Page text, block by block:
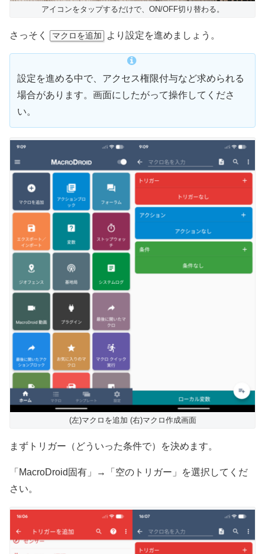
アイコンをタップするだけで、ON/OFF切り替わる。
さっそく マクロを追加 より設定を進めましょう。
設定を進める中で、アクセス権限付与など求められる
場合があります。画面にしたがって操作してくださ
い。
(左)マクロを追加 (右)マクロ作成画面
まずトリガー（どういった条件で）を決めます。
「MacroDroid固有」→「空のトリガー」を選択してくだ
さい。